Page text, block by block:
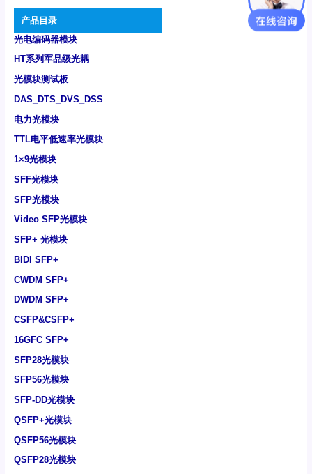
产品目录
光电编码器模块
HT系列军品级光耦
光模块测试板
DAS_DTS_DVS_DSS
电力光模块
TTL电平低速率光模块
1×9光模块
SFF光模块
SFP光模块
Video SFP光模块
SFP+ 光模块
BIDI SFP+
CWDM SFP+
DWDM SFP+
CSFP&CSFP+
16GFC SFP+
SFP28光模块
SFP56光模块
SFP-DD光模块
QSFP+光模块
QSFP56光模块
QSFP28光模块